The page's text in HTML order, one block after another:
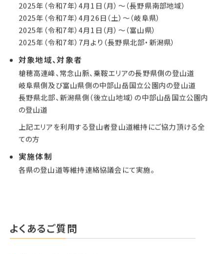
2025年（令和7年）4月1日（月）〜（長野県南部地域）
2025年（令和7年）4月26日（土）〜（岐阜県）
2025年（令和7年）4月1日（月）〜（富山県）
2025年（令和7年）7月より（長野県北部・新潟県）
対象地域、対象者
槍穂高連峰、常念山脈、乗鞍エリアの長野県側の登山道
岐阜県側及び富山県側の中部山岳国立公園内の登山道
長野県北部、新潟県側（後立山地域）の中部山岳国立公園内
の登山道
上記エリアを利用する登山者登山道維持にご協力頂ける全
ての方
実施体制
各県の登山道等維持連絡協議会にて実施。
よくあるご質問